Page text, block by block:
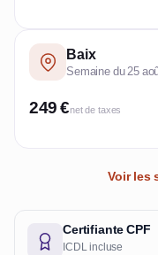
Baix
Semaine du 25
249 €net de taxes
Voir les
Certifiante CPF
ICDL incluse